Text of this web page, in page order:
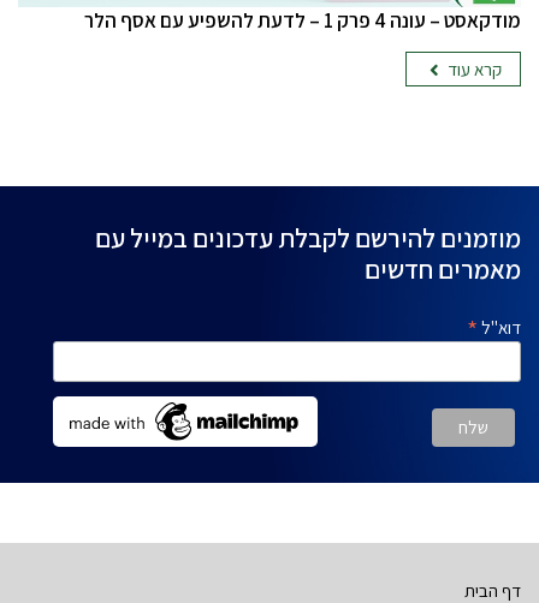
‏‏‏‏מודקאסט – עונה 4 פרק 1 – לדעת להשפיע עם אסף הלר
קרא עוד
מוזמנים להירשם לקבלת עדכונים במייל עם
מאמרים חדשים
דוא"ל *
דף הבית